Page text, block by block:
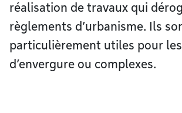
réalisation de travaux qui
règlements d’urbanisme. Ils
particulièrement utiles pour
d’envergure ou complexes.